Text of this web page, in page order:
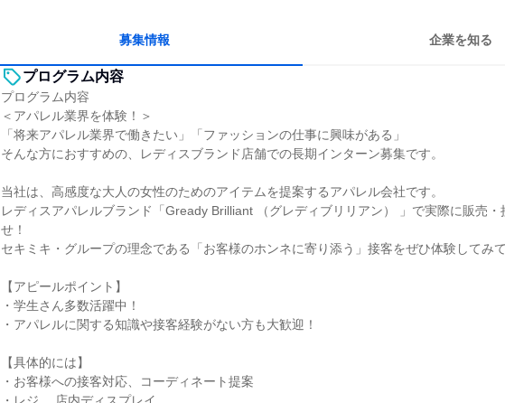
募集情報 企業を知る
プログラム内容
プログラム内容
＜アパレル業界を体験！＞
「将来アパレル業界で働きたい」「ファッションの仕事に興味がある」
そんな方におすすめの、レディスブランド店舗での長期インターン募集です。
当社は、高感度な大人の女性のためのアイテムを提案するアパレル会社です。
レディスアパレルブランド「Gready Brilliant （グレディブリリアン） 」で実際に販売・
せ！
セキミキ・グループの理念である「お客様のホンネに寄り添う」接客をぜひ体験してみ
【アピールポイント】
・学生さん多数活躍中！
・アパレルに関する知識や接客経験がない方も大歓迎！
【具体的には】
・お客様への接客対応、コーディネート提案